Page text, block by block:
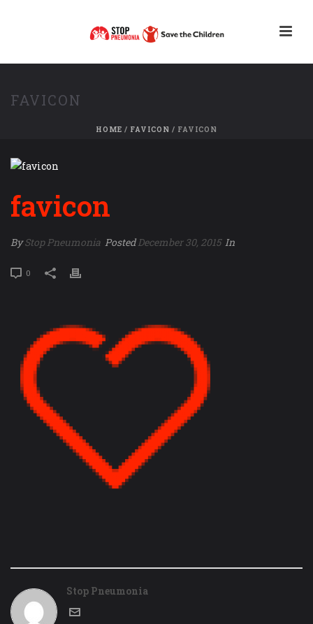
FAVICON
HOME / FAVICON / FAVICON
favicon
ByStop Pneumonia PostedDecember 30, 2015 In
0
Stop Pneumonia